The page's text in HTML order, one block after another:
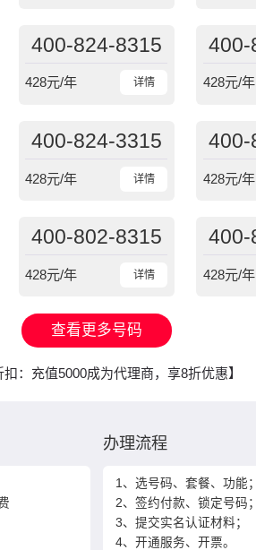
400-824-8315
详情
428元/年
400-
428元/年
400-824-3315
详情
428元/年
400-
428元/年
400-802-8315
详情
428元/年
400-
428元/年
查看更多号码
扣：充值5000成为代理商，享8折优惠】
办理流程
1、选号码、套餐、功能；
2、签约付款、锁定号码；
3、提交实名认证材料；
4、开通服务、开票。